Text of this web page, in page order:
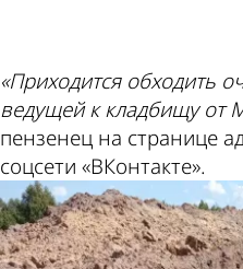
«Приходится обходить
ведущей к кладбищу от
пензенец на странице
соцсети «ВКонтакте».